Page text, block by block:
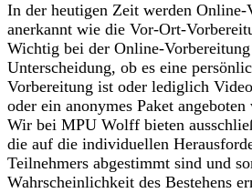
In der heutigen Zeit werden Online-
anerkannt wie die Vor-Ort-
Wichtig bei der Online-
Unterscheidung, ob es eine
Vorbereitung ist oder lediglich
oder ein anonymes Paket
Wir bei MPU Wolff bieten
die auf die individuellen
Teilnehmers abgestimmt sind und
Wahrscheinlichkeit des Bestehens